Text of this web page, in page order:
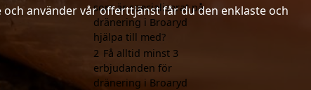
använder vår offerttjänst får du den enklaste och
som är specialiserat på
dränering i Broaryd
hjälpa till med?
2 Få alltid minst 3
erbjudanden för
dränering i Broaryd